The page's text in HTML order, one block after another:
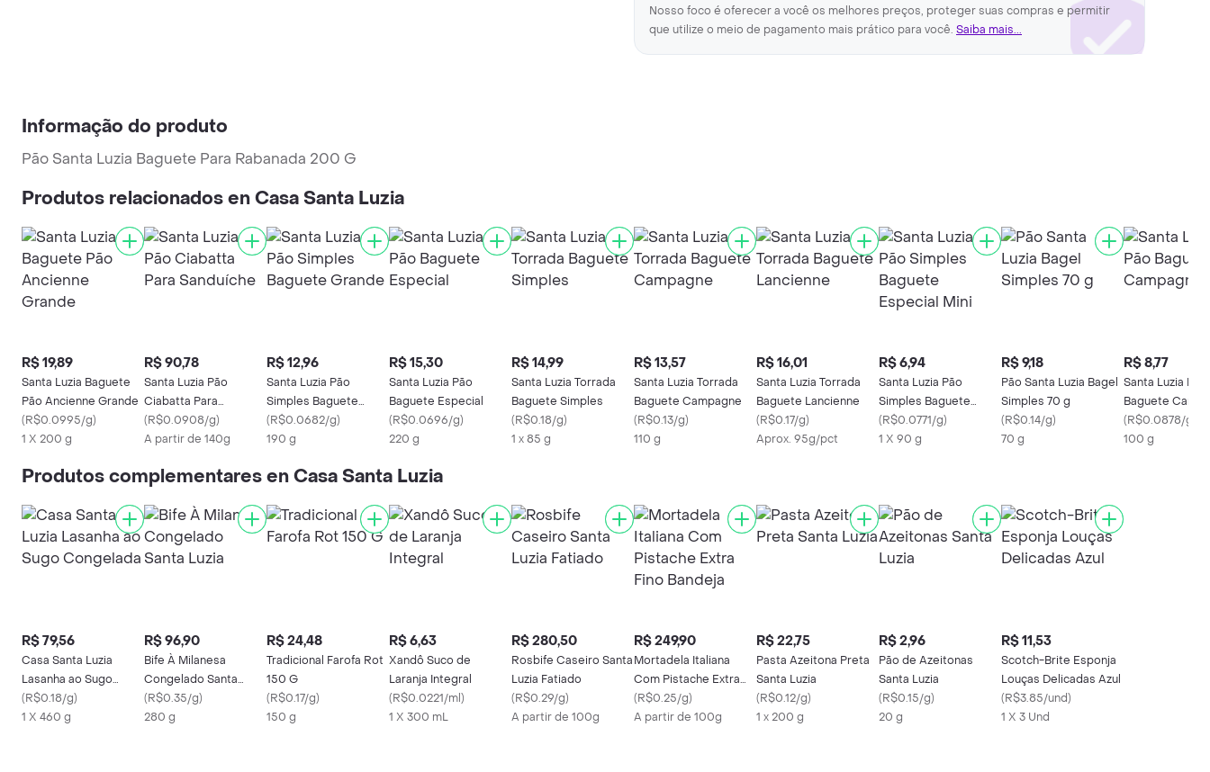
Nosso foco é oferecer a você os melhores preços, proteger suas compras e permitir
que utilize o meio de pagamento mais prático para você. Saiba mais...
Informação do produto
Pão Santa Luzia Baguete Para Rabanada 200 G
Produtos relacionados en Casa Santa Luzia
R$ 19,89
Santa Luzia Baguete
Pão Ancienne Grande
(R$0.0995/g)
1 X 200 g
R$ 90,78
Santa Luzia Pão
Ciabatta Para
Sanduíche
(R$0.0908/g)
A partir de 140g
R$ 12,96
Santa Luzia Pão
Simples Baguete
Grande
(R$0.0682/g)
190 g
R$ 15,30
Santa Luzia Pão
Baguete Especial
(R$0.0696/g)
220 g
R$ 14,99
Santa Luzia Torrada
Baguete Simples
(R$0.18/g)
1 x 85 g
R$ 13,57
Santa Luzia Torrada
Baguete Campagne
(R$0.13/g)
110 g
R$ 16,01
Santa Luzia Torrada
Baguete Lancienne
(R$0.17/g)
Aprox. 95g/pct
R$ 6,94
Santa Luzia Pão
Simples Baguete
Especial Mini
(R$0.0771/g)
1 X 90 g
R$ 9,18
Pão Santa Luzia Bagel
Simples 70 g
(R$0.14/g)
70 g
R$ 8,77
Santa Luzia Pão
Baguete
(R$0.0878/g
100 g
Produtos complementares en Casa Santa Luzia
R$ 79,56
Casa Santa Luzia
Lasanha ao Sugo
Congelada
(R$0.18/g)
1 X 460 g
R$ 96,90
Bife À Milanesa
Congelado Santa
Luzia
(R$0.35/g)
280 g
R$ 24,48
Tradicional Farofa Rot
150 G
(R$0.17/g)
150 g
R$ 6,63
Xandô Suco de
Laranja Integral
(R$0.0221/ml)
1 X 300 mL
R$ 280,50
Rosbife Caseiro Santa
Luzia Fatiado
(R$0.29/g)
A partir de 100g
R$ 249,90
Mortadela Italiana
Com Pistache Extra
Fino Bandeja
(R$0.25/g)
A partir de 100g
R$ 22,75
Pasta Azeitona Preta
Santa Luzia
(R$0.12/g)
1 x 200 g
R$ 2,96
Pão de Azeitonas
Santa Luzia
(R$0.15/g)
20 g
R$ 11,53
Scotch-Brite Esponja
Louças Delicadas Azul
(R$3.85/und)
1 X 3 Und